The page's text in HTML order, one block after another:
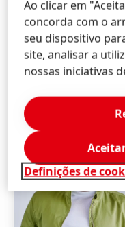
Ao clicar em
concorda com o
seu dispositivo
site, analisar a
nossas iniciativas
Definições de